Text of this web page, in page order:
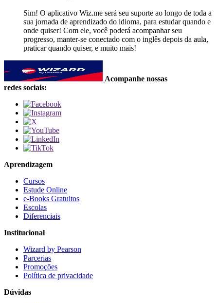
Sim! O aplicativo Wiz.me será seu suporte ao longo de toda a
sua jornada de aprendizado do idioma, para estudar quando e
onde quiser! Com ele, você poderá acompanhar seu
progresso, manter-se conectado com o inglês depois da aula,
praticar quando quiser, e muito mais!
Acompanhe nossas
redes sociais:
Aprendizagem
Cursos
Estude Online
e-Books Gratuitos
Escolas
Diferenciais
Institucional
Wizard by Pearson
Parcerias
Promoções
Política de privacidade
Dúvidas